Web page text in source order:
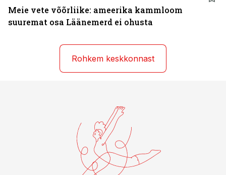
Meie vete võõrliike: ameerika kammloom
suuremat osa Läänemerd ei ohusta
Rohkem keskkonnast